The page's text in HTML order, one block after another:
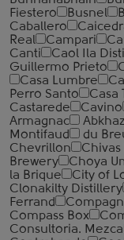
Fiestero
Busnel
Caballero
Real
Campari
Canti
Caol Ila
Guillermo Prieto
Casa Lumbre
Perro Santo
Casa
Castarede
Cavino
Armagnac
Abkhaz
Montifaud
du
Chevrillon
Brewery
Choya
la Brique
City of
Clonakilty Distillery
Ferrand
Compass Box
Consultoria.